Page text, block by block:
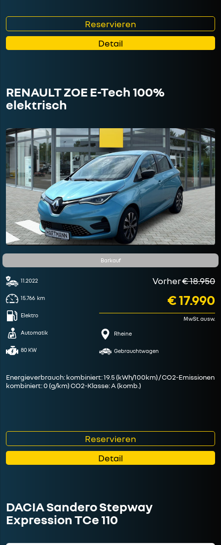
Reservieren
Detail
RENAULT ZOE E-Tech 100%
elektrisch
Barkauf
11.2022
15.766 km
Elektro
Automatik
80 KW
Vorher€ 18.950
€ 17.990
MwSt. ausw.
Rheine
Gebrauchtwagen
Energieverbrauch: kombiniert: 19.5 (kWh/100km) / CO2-Emissionen
kombiniert: 0 (g/km) CO2-Klasse: A (komb.)
Reservieren
Detail
DACIA Sandero Stepway
Expression TCe 110